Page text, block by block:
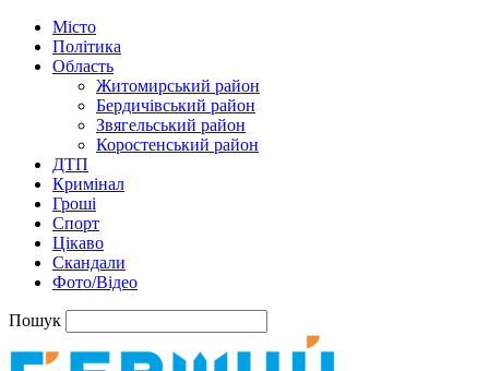
Місто
Політика
Область
Житомирський район
Бердичівський район
Звягельський район
Коростенський район
ДТП
Кримінал
Гроші
Спорт
Цікаво
Скандали
Фото/Відео
Пошук